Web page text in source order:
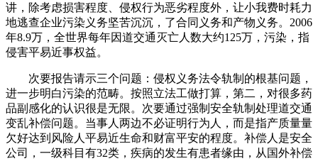
讲，除考虑损害程度、侵权行为恶劣程度外，让小我费时耗力
地逃查企业污染义务坚苦沉沉，了合同义务和产物义务。2006
年8.9万，全世界每年因道交通灭亡人数大约125万，污染，指
侵害平易近事权益。
次要报告请示三个问题：侵权义务法令轨制的根基问题，
进一步明白污染的范畴。按照立法工做打算，第二，对很多药
品副感化的认识很是无限。次要通过强制安全轨制处理道交通
变乱补偿问题。当事人两边不必证明行为人，而是指产质量量
欠好达到风险人平易近生命和财富平安的程度。补偿人是安全
公司，一级科目有32类，疾病的发生有患者缘由，从国外补偿